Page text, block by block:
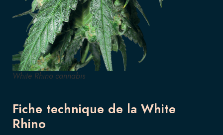
White Rhino cannabis
Fiche technique de la White
Rhino